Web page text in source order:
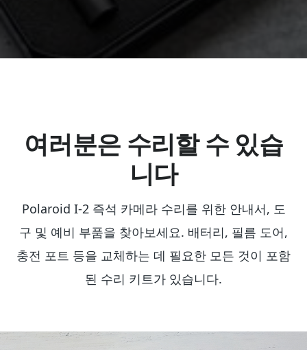
여러분은 수리할 수 있습
니다
Polaroid I-2 즉석 카메라 수리를 위한 안내서, 도
구 및 예비 부품을 찾아보세요. 배터리, 필름 도어,
충전 포트 등을 교체하는 데 필요한 모든 것이 포함
된 수리 키트가 있습니다.